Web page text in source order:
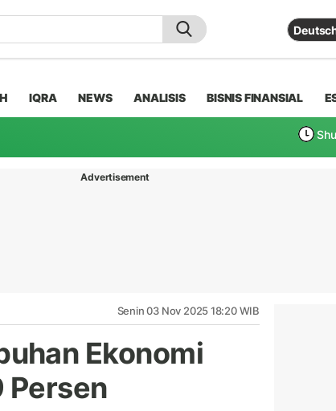
IQRA NEWS ANALISIS BISNIS FINANSIAL
Advertisement
Senin 03 Nov 2025 18:20 WIB
Ekonomi